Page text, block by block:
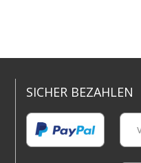
SICHER BEZAHLEN